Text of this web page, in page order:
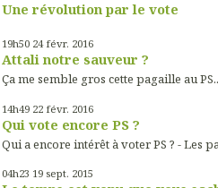
Une révolution par le vote
19h50 24 févr. 2016
Attali notre sauveur ?
Ça me semble gros cette pagaille au
14h49 22 févr. 2016
Qui vote encore PS ?
Qui a encore intérêt à voter PS ? - Les
04h23 19 sept. 2015